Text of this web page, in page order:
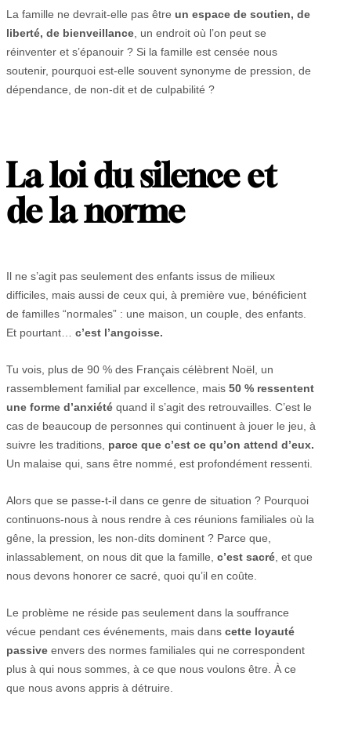
La famille ne devrait-elle pas être un espace de soutien, de
liberté, de bienveillance, un endroit où l’on peut se
réinventer et s’épanouir ? Si la famille est censée nous
soutenir, pourquoi est-elle souvent synonyme de pression, de
dépendance, de non-dit et de culpabilité ?
La loi du silence et
de la norme
Il ne s’agit pas seulement des enfants issus de milieux
difficiles, mais aussi de ceux qui, à première vue, bénéficient
de familles “normales” : une maison, un couple, des enfants.
Et pourtant… c’est l’angoisse.
Tu vois, plus de 90 % des Français célèbrent Noël, un
rassemblement familial par excellence, mais 50 % ressentent
une forme d’anxiété quand il s’agit des retrouvailles. C’est le
cas de beaucoup de personnes qui continuent à jouer le jeu, à
suivre les traditions, parce que c’est ce qu’on attend d’eux.
Un malaise qui, sans être nommé, est profondément ressenti.
Alors que se passe-t-il dans ce genre de situation ? Pourquoi
continuons-nous à nous rendre à ces réunions familiales où la
gêne, la pression, les non-dits dominent ? Parce que,
inlassablement, on nous dit que la famille, c’est sacré , et que
nous devons honorer ce sacré, quoi qu’il en coûte.
Le problème ne réside pas seulement dans la souffrance
vécue pendant ces événements, mais dans cette loyauté
passive envers des normes familiales qui ne correspondent
plus à qui nous sommes, à ce que nous voulons être. À ce
que nous avons appris à détruire.